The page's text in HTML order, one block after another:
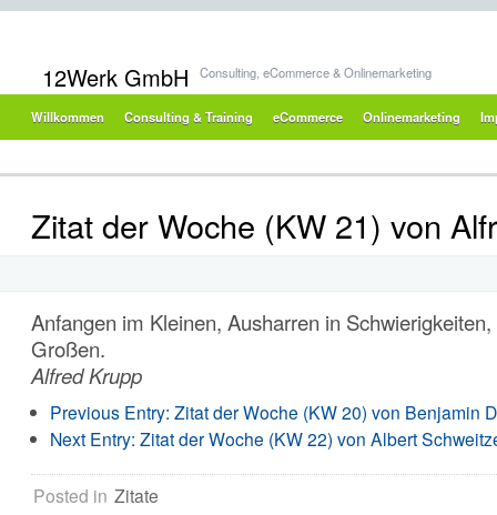
12Werk GmbH Consulting, eCommerce & Onlinemarketing
Willkommen Consulting & Training eCommerce Onlinemarketing
Zitat der Woche (KW 21) von
Anfangen im Kleinen, Ausharren in
Großen.
Alfred Krupp
Previous Entry: Zitat der Woche (KW 20) von Benjamin
Next Entry: Zitat der Woche (KW 22) von Albert
Posted in Zitate